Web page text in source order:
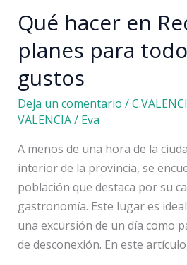
Qué hacer en
planes para
gustos
Deja un comentario /
VALENCIA/ Eva
A menos de una hora de la
interior de la provincia, se
población que destaca por su
gastronomía. Este lugar es
una excursión de un día como
de desconexión. En este